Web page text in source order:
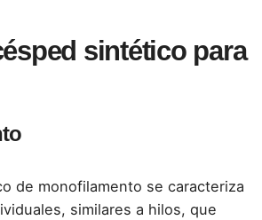
sintético para
de monofilamento se caracteriza
similares a hilos, que